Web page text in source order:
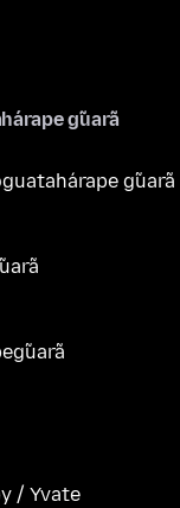
g̃uarã
g̃uarã
/ Yvate